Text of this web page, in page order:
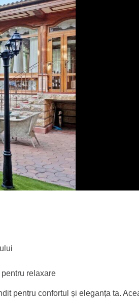
relaxare
pentru confortul și eleganța ta.